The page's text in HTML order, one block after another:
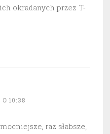
okradanych przez T-
10:38
raz słabsze,